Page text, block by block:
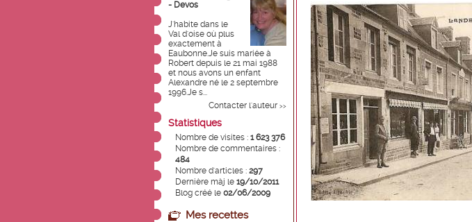
- Devos
J'habite dans le
Val d'oise où plus
exactement à
Eaubonne.Je suis mariée à
Robert depuis le 21 mai 1988
et nous avons un enfant
Alexandre né le 2 septembre
1996.Je s...
Contacter l'auteur >>
Statistiques
Nombre de visites : 1 623 376
Nombre de commentaires :
484
Nombre d'articles : 297
Dernière màj le 19/10/2011
Blog créé le 02/06/2009
Mes recettes